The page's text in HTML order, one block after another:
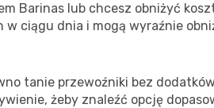
Barinas lub chcesz obniżyć
ciągu dnia i mogą wyraźnie
tanie przewoźniki bez
żeby znaleźć opcję